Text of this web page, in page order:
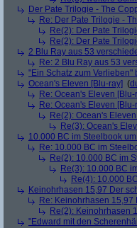
Der Pate Trilogie - The
Re: Der Pate Trilogie -
Re(2): Der Pate
Re(2): Der Pate
2 Blu Ray aus 53
Re: 2 Blu Ray aus 53
"Ein Schatz zum Verlieben"
Ocean's Eleven [Blu-ray] (
Re: Ocean's Eleven [Blu-
Re: Ocean's Eleven [Blu-
Re(2): Ocean's
Re(3): Ocean's
10.000 BC im Steelbook
Re: 10.000 BC im
Re(2): 10.000 BC im
Re(3): 10.000 BC
Re(4): 10.000
Keinohrhasen 15,97 Der
Re: Keinohrhasen 15,97
Re(2): Keinohrhasen
"Edward mit den